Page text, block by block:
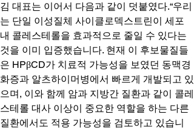
김 대표는 이어서 다음과 같이 덧붙였다.“우리
는 단일 이성질체 사이클로덱스트린이 세포
내 콜레스테롤을 효과적으로 줄일 수 있다는
것을 이미 입증했습니다. 현재 이 후보물질들
은 HPβCD가 치료적 가능성을 보였던 동맥경
화증과 알츠하이머병에서 빠르게 개발되고 있
으며, 이와 함께 암과 지방간 질환과 같이 콜레
스테롤 대사 이상이 중요한 역할을 하는 다른
질환에서도 적용 가능성을 검토하고 있습니